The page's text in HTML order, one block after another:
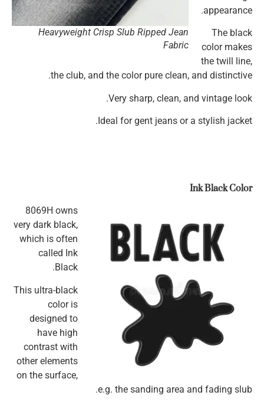
Heavyweight Crisp Slub Ripped Jean
Fabric
appearance.
The black
color makes
the twill line,
the club, and the color pure clean, and distinctive.
Very sharp, clean, and vintage look.
Ideal for gent jeans or a stylish jacket.
Ink Black Color
8069H owns
very dark black,
which is often
called Ink
Black.
This ultra-black
color is
designed to
have high
contrast with
other elements
on the surface,
e.g. the sanding area and fading slub.